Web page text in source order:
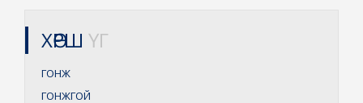
ХӨРШ ҮГ
ГОНЖ
ГОНЖГОЙ